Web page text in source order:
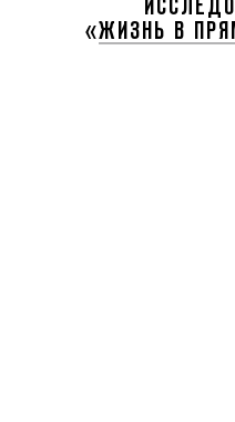
«ЖИЗНЬ В